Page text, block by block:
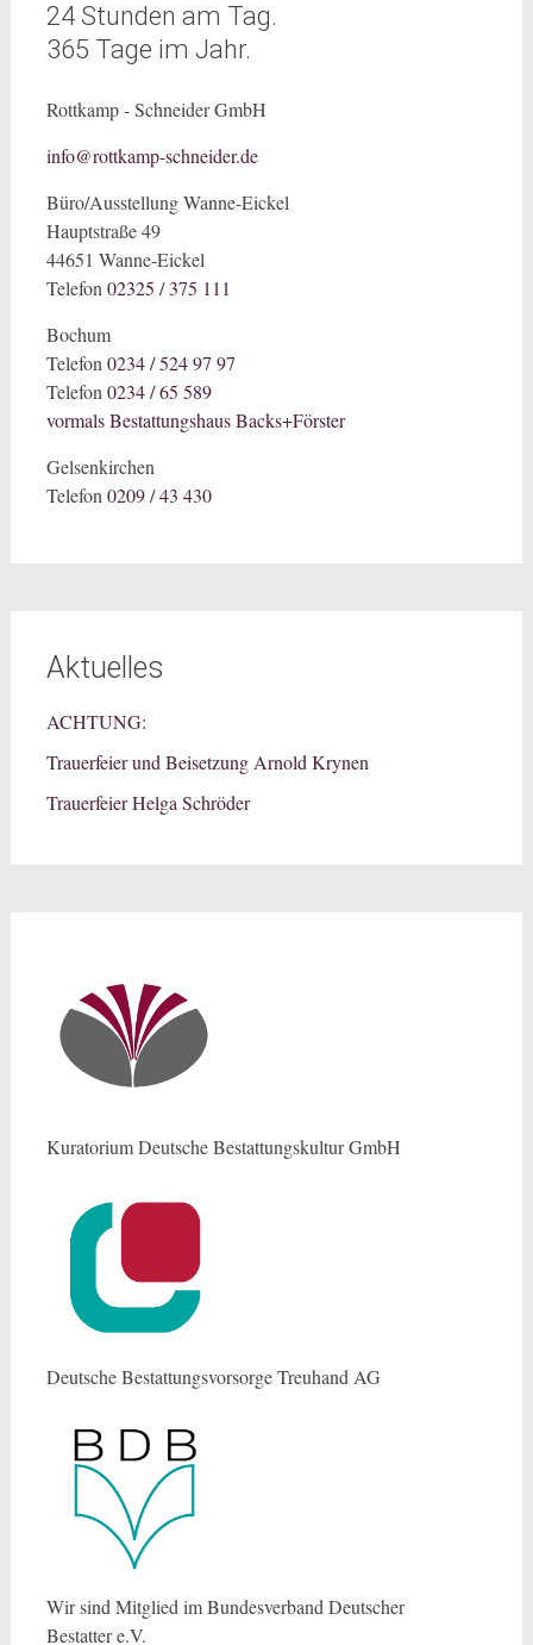
24 Stunden am Tag.
365 Tage im Jahr.
Rottkamp - Schneider GmbH
info@rottkamp-schneider.de
Büro/Ausstellung Wanne-Eickel
Hauptstraße 49
44651 Wanne-Eickel
Telefon02325 / 375 111
Bochum
Telefon0234 / 524 97 97
Telefon0234 / 65 589
vormals Bestattungshaus Backs+Förster
Gelsenkirchen
Telefon0209 / 43 430
Aktuelles
ACHTUNG:
Trauerfeier und Beisetzung Arnold Krynen
Trauerfeier Helga Schröder
Kuratorium Deutsche Bestattungskultur GmbH
Deutsche Bestattungsvorsorge Treuhand AG
Wir sind Mitglied im Bundesverband Deutscher
Bestatter e.V.